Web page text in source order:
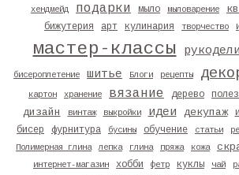
хендмейд подарки мыло мыловарение
бижутерия
арт кулинария творчество
мастер-классы
бисероплетение шитье Блоги рецепты
картон хранение вязание дерево
дизайн винтаж выкройки идеи декупаж
бисер фурнитура бусины обучение статьи
Полимерная глина лепка глина пряжа кожа
интернет-магазин хобби фетр куклы чай